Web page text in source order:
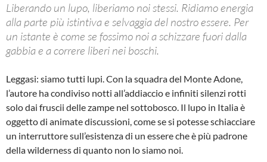
Liberando un lupo, liberiamo noi stessi. Ridiamo energia
alla parte più istintiva e selvaggia del nostro essere. Per
un istante è come se fossimo noi a schizzare fuori dalla
gabbia e a correre liberi nei boschi.
Leggasi: siamo tutti lupi. Con la squadra del Monte Adone,
l’autore ha condiviso notti all’addiaccio e infiniti silenzi rotti
solo dai fruscii delle zampe nel sottobosco. Il lupo in Italia è
oggetto di animate discussioni, come se si potesse schiacciare
un interruttore sull’esistenza di un essere che è più padrone
della wilderness di quanto non lo siamo noi.